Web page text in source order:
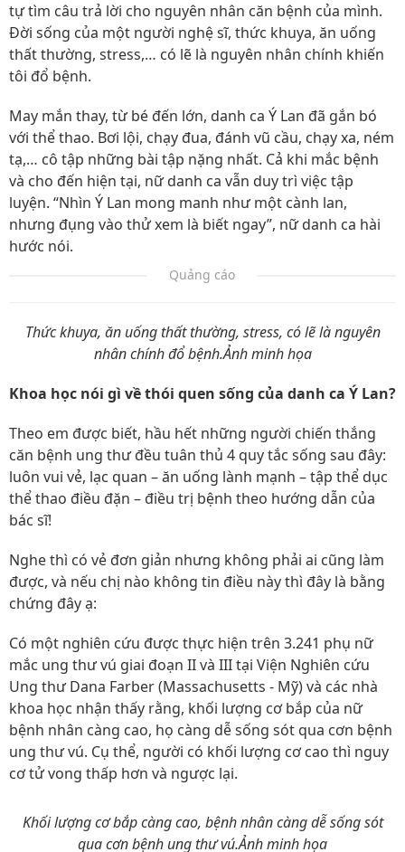
tự tìm câu trả lời cho nguyên nhân căn bệnh của mình.
Đời sống của một người nghệ sĩ, thức khuya, ăn uống
thất thường, stress,… có lẽ là nguyên nhân chính khiến
tôi đổ bệnh.
May mắn thay, từ bé đến lớn, danh ca Ý Lan đã gắn bó
với thể thao. Bơi lội, chạy đua, đánh vũ cầu, chạy xa, ném
tạ,… cô tập những bài tập nặng nhất. Cả khi mắc bệnh
và cho đến hiện tại, nữ danh ca vẫn duy trì việc tập
luyện. “Nhìn Ý Lan mong manh như một cành lan,
nhưng đụng vào thử xem là biết ngay”, nữ danh ca hài
hước nói.
Quảng cáo
Thức khuya, ăn uống thất thường, stress, có lẽ là nguyên
nhân chính đổ bệnh.Ảnh minh họa
Khoa học nói gì về thói quen sống của danh ca Ý Lan?
Theo em được biết, hầu hết những người chiến thắng
căn bệnh ung thư đều tuân thủ 4 quy tắc sống sau đây:
luôn vui vẻ, lạc quan – ăn uống lành mạnh – tập thể dục
thể thao điều đặn – điều trị bệnh theo hướng dẫn của
bác sĩ!
Nghe thì có vẻ đơn giản nhưng không phải ai cũng làm
được, và nếu chị nào không tin điều này thì đây là bằng
chứng đây ạ:
Có một nghiên cứu được thực hiện trên 3.241 phụ nữ
mắc ung thư vú giai đoạn II và III tại Viện Nghiên cứu
Ung thư Dana Farber (Massachusetts - Mỹ) và các nhà
khoa học nhận thấy rằng, khối lượng cơ bắp của nữ
bệnh nhân càng cao, họ càng dễ sống sót qua cơn bệnh
ung thư vú. Cụ thể, người có khối lượng cơ cao thì nguy
cơ tử vong thấp hơn và ngược lại.
Khối lượng cơ bắp càng cao, bệnh nhân càng dễ sống sót
qua cơn bệnh ung thư vú.Ảnh minh họa